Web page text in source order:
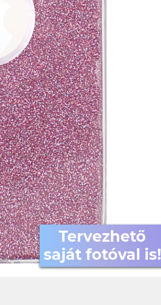
Tervezhető
saját fotóval is!